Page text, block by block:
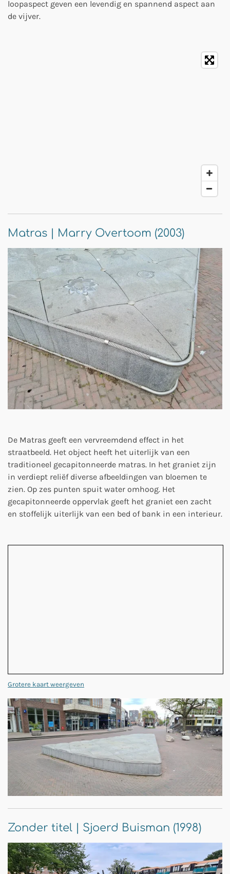
loopaspect geven een levendig en spannend aspect aan
de vijver.
Matras | Marry Overtoom (2003)
De Matras geeft een vervreemdend effect in het
straatbeeld. Het object heeft het uiterlijk van een
traditioneel gecapitonneerde matras. In het graniet zijn
in verdiept reliëf diverse afbeeldingen van bloemen te
zien. Op zes punten spuit water omhoog. Het
gecapitonneerde oppervlak geeft het graniet een zacht
en stoffelijk uiterlijk van een bed of bank in een interieur.
Grotere kaart weergeven
Zonder titel | Sjoerd Buisman (1998)